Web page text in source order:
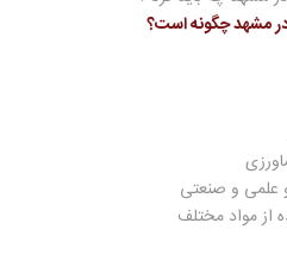
مشهد چگونه است؟
علمی و صنعتی
مواد مختلف